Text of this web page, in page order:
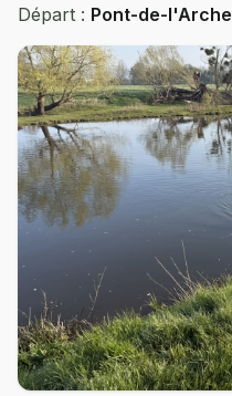
Départ : Pont-de-l'Arche